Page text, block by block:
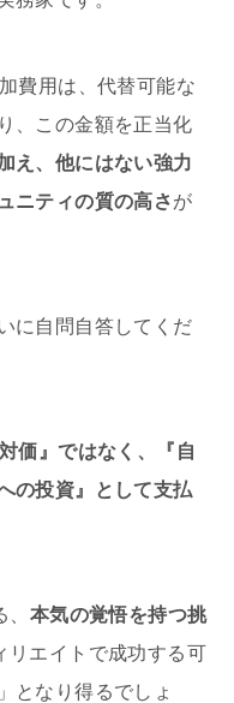
費用は、代替可能な
、この金額を正当化
え、他にはない強力
ニティの質の高さが
に自問自答してくだ
価』ではなく、『自
の投資』として支払
本気の覚悟を持つ挑
リエイトで成功する可
となり得るでしょ